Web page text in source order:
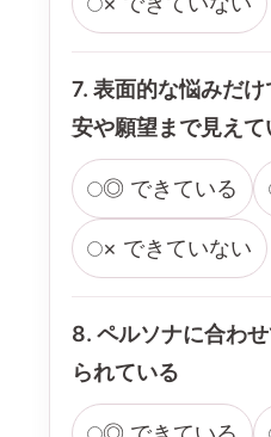
7. 表面的な悩みだ
安や願望まで見えて
◎ できている
× できていない
8. ペルソナに合わ
られている